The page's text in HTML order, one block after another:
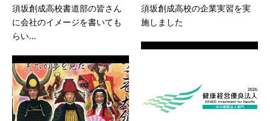
須坂創成高校書道部の皆さん
に会社のイメージを書いても
らい...
須坂創成高校の企業実習を実
施しました